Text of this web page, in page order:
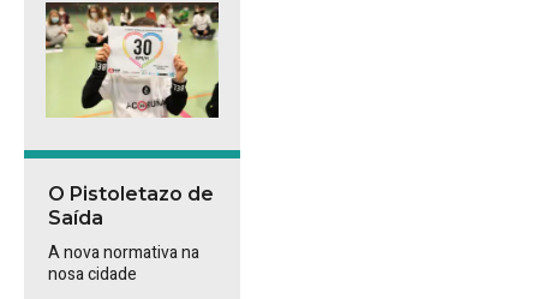
O Pistoletazo de
Saída
A nova normativa na
nosa cidade